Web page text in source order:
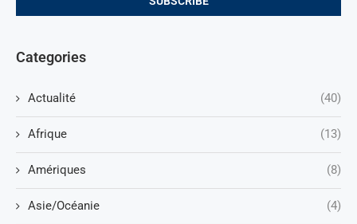
Categories
Actualité (40)
Afrique (13)
Amériques (8)
Asie/Océanie (4)